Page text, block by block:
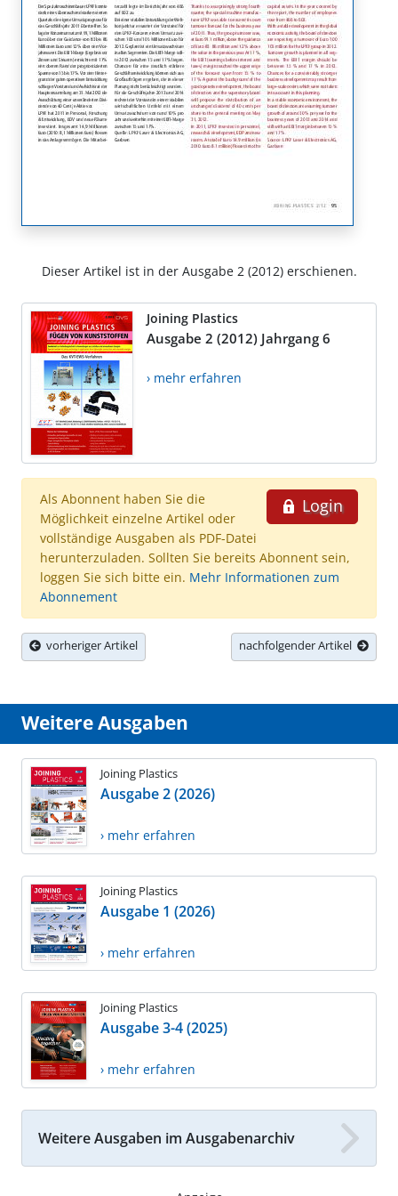
Dieser Artikel ist in der Ausgabe 2 (2012) erschienen.
Joining Plastics
Ausgabe 2 (2012) Jahrgang 6
› mehr erfahren
Login
Als Abonnent haben Sie die
Möglichkeit einzelne Artikel oder
vollständige Ausgaben als PDF-Datei
herunterzuladen. Sollten Sie bereits Abonnent sein,
loggen Sie sich bitte ein. Mehr Informationen zum
Abonnement
vorheriger Artikel nachfolgender Artikel
Weitere Ausgaben
Joining Plastics
Ausgabe 2 (2026)
› mehr erfahren
Joining Plastics
Ausgabe 1 (2026)
› mehr erfahren
Joining Plastics
Ausgabe 3-4 (2025)
› mehr erfahren
Weitere Ausgaben im Ausgabenarchiv